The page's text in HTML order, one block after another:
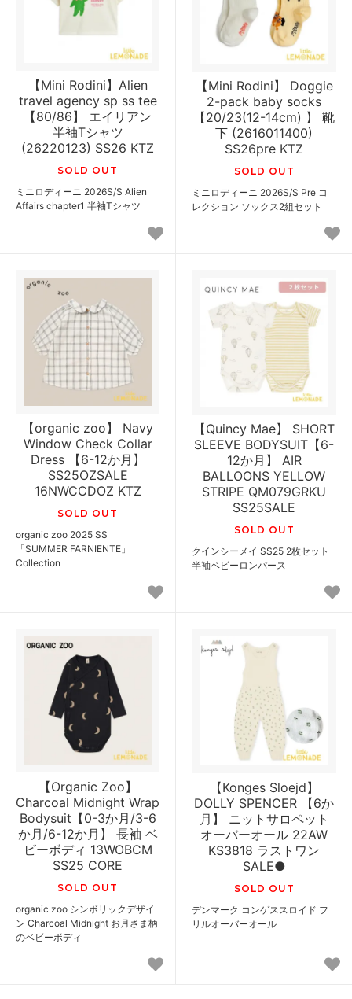
【Mini Rodini】Alien
travel agency sp ss tee
【80/86】 エイリアン
半袖Tシャツ
(26220123) SS26 KTZ
SOLD OUT
ミニロディーニ 2026S/S Alien
Affairs chapter1 半袖Tシャツ
【Mini Rodini】 Doggie
2-pack baby socks
【20/23(12-14cm) 】 靴
下 (2616011400)
SS26pre KTZ
SOLD OUT
ミニロディーニ 2026S/S Pre コ
レクション ソックス2組セット
【organic zoo】 Navy
Window Check Collar
Dress 【6-12か月】
SS25OZSALE
16NWCCDOZ KTZ
SOLD OUT
organic zoo 2025 SS
「SUMMER FARNIENTE」
Collection
【Quincy Mae】 SHORT
SLEEVE BODYSUIT【6-
12か月】 AIR
BALLOONS YELLOW
STRIPE QM079GRKU
SS25SALE
SOLD OUT
クインシーメイ SS25 2枚セット
半袖ベビーロンパース
【Organic Zoo】
Charcoal Midnight Wrap
Bodysuit【0-3か月/3-6
か月/6-12か月】 長袖 ベ
ビーボディ 13WOBCM
SS25 CORE
SOLD OUT
organic zoo シンボリックデザイ
ン Charcoal Midnight お月さま柄
のベビーボディ
【Konges Sloejd】
DOLLY SPENCER 【6か
月】 ニットサロペット
オーバーオール 22AW
KS3818 ラストワン
SALE●
SOLD OUT
デンマーク コンゲススロイド フ
リルオーバーオール